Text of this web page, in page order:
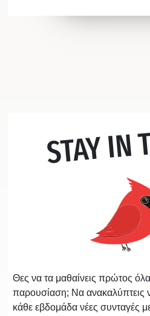
STAY IN
Θες να τα μαθαίνεις πρώτος
παρουσίαση; Να ανακαλύπτεις
κάθε εβδομάδα νέες συνταγές